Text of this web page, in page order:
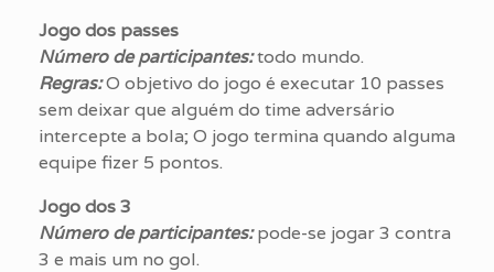
Jogo dos passes
Número de participantes:todo mundo.
Regras:O objetivo do jogo é executar 10 passes
sem deixar que alguém do time adversário
intercepte a bola; O jogo termina quando alguma
equipe fizer 5 pontos.
Jogo dos 3
Número de participantes:pode-se jogar 3 contra
3 e mais um no gol.